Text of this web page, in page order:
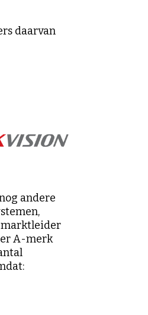
daarvan
andere
marktleider
A-merk